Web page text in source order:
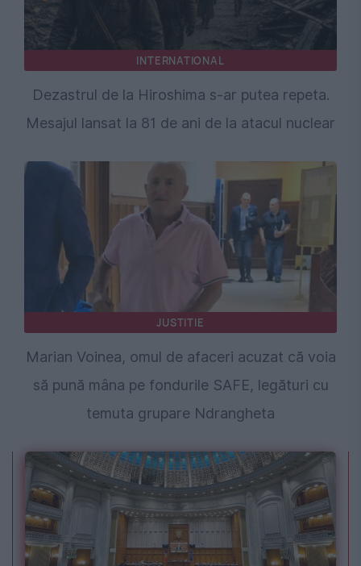
INTERNATIONAL
Dezastrul de la Hiroshima s-ar putea repeta.
Mesajul lansat la 81 de ani de la atacul nuclear
JUSTITIE
Marian Voinea, omul de afaceri acuzat că voia
să pună mâna pe fondurile SAFE, legături cu
temuta grupare Ndrangheta